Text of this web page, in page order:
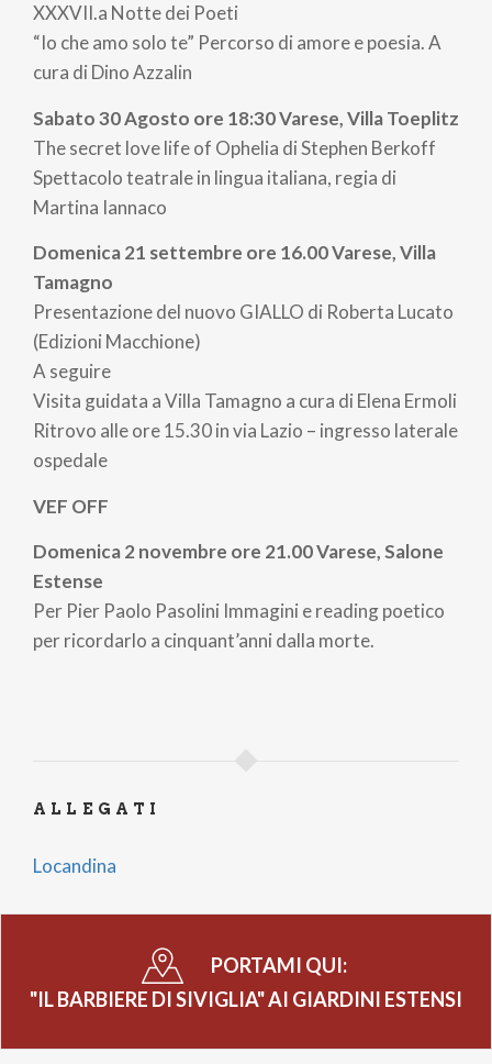
XXXVII.a Notte dei Poeti
“Io che amo solo te” Percorso di amore e poesia. A
cura di Dino Azzalin
Sabato 30 Agosto ore 18:30 Varese, Villa Toeplitz
The secret love life of Ophelia di Stephen Berkoff
Spettacolo teatrale in lingua italiana, regia di
Martina Iannaco
Domenica 21 settembre ore 16.00 Varese, Villa
Tamagno
Presentazione del nuovo GIALLO di Roberta Lucato
(Edizioni Macchione)
A seguire
Visita guidata a Villa Tamagno a cura di Elena Ermoli
Ritrovo alle ore 15.30 in via Lazio – ingresso laterale
ospedale
VEF OFF
Domenica 2 novembre ore 21.00 Varese, Salone
Estense
Per Pier Paolo Pasolini Immagini e reading poetico
per ricordarlo a cinquant’anni dalla morte.
ALLEGATI
Locandina
PORTAMI QUI:
"IL BARBIERE DI SIVIGLIA" AI GIARDINI ESTENSI